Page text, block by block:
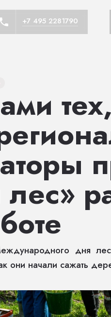
+7 495 2281790
дня
они начали сажать